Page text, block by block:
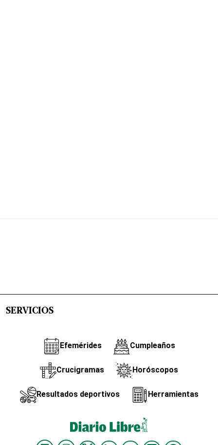
SERVICIOS
Efemérides Cumpleaños
Crucigramas Horóscopos
Resultados deportivos Herramientas